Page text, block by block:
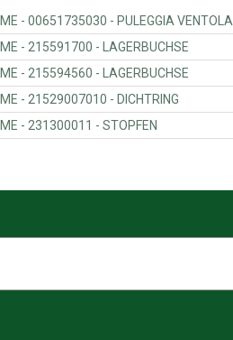
SAME - 00651735030 - PULEGGIA VENTOLA
SAME - 215591700 - LAGERBUCHSE
SAME - 215594560 - LAGERBUCHSE
SAME - 21529007010 - DICHTRING
SAME - 231300011 - STOPFEN